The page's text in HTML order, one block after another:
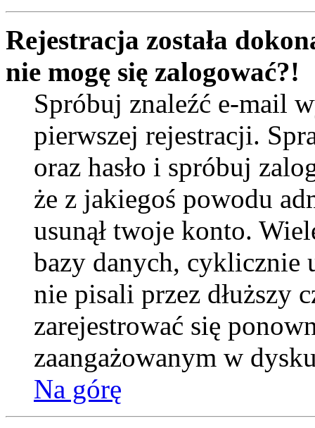
Rejestracja została
nie mogę się zalogować?!
Spróbuj znaleźć e-mail
pierwszej rejestracji.
oraz hasło i spróbuj
że z jakiegoś powodu
usunął twoje konto.
bazy danych, cyklicznie
nie pisali przez dłuższy
zarejestrować się
zaangażowanym w
Na górę